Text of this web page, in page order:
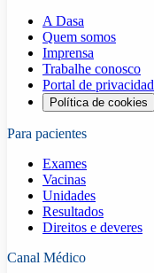
A Dasa
Quem somos
Imprensa
Trabalhe conosco
Portal de
Política de cookies
Para pacientes
Exames
Vacinas
Unidades
Resultados
Direitos e deveres
Canal Médico